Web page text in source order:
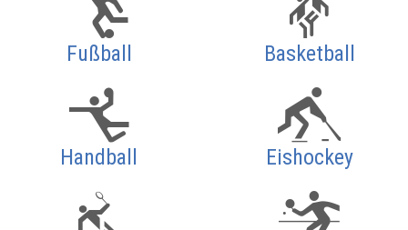
Fußball Basketball
Handball Eishockey